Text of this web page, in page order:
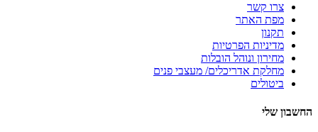
צרו קשר
מפת האתר
תקנון
מדיניות הפרטיות
מחירון ונוהל הובלות
מחלקת אדריכלים/ מעצבי פנים
ביטולים
החשבון שלי